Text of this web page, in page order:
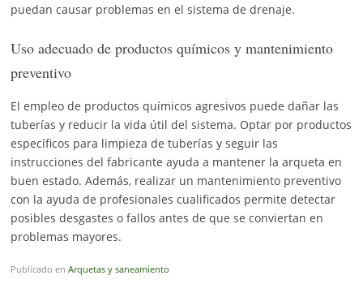
puedan causar problemas en el sistema de drenaje.
Uso adecuado de productos químicos y mantenimiento
preventivo
El empleo de productos químicos agresivos puede dañar las
tuberías y reducir la vida útil del sistema. Optar por productos
específicos para limpieza de tuberías y seguir las
instrucciones del fabricante ayuda a mantener la arqueta en
buen estado. Además, realizar un mantenimiento preventivo
con la ayuda de profesionales cualificados permite detectar
posibles desgastes o fallos antes de que se conviertan en
problemas mayores.
Publicado en Arquetas y saneamiento